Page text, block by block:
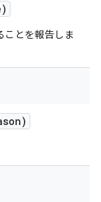
ことを報告しま